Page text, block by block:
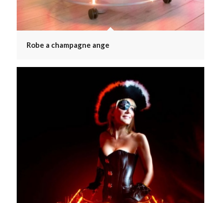
Robe a champagne ange